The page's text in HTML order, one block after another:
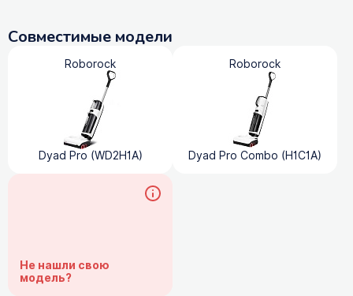
Совместимые модели
Roborock
Dyad Pro (WD2H1A)
Roborock
Dyad Pro Combo (H1C1A)
Не нашли свою
модель?